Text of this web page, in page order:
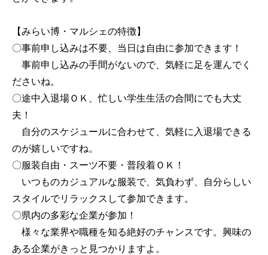
【みらい博・マルシェの特徴】
〇事前申し込みは不要、当日は自由に参加できます！
事前申し込みの手間がないので、気軽に足を運んでく
ださいね。
〇途中入退場ＯＫ、忙しい学生生活の合間にでも大丈
夫！
自分のスケジュールに合わせて、気軽に入退場できる
のが嬉しいですね。
〇服装自由・スーツ不要・普段着ＯＫ！
いつものカジュアルな服装で、気負わず、自分らしい
スタイルでリラックスして参加できます。
〇県内の多彩な企業が参加！
様々な業界や職種を知る絶好のチャンスです。興味の
ある企業がきっと見つかりますよ。